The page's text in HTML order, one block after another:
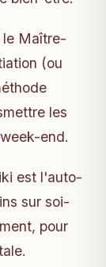
le Maître-
(ou
les
end.
est l'auto-
sur soi-
pour